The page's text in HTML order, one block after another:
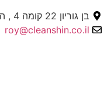
בן גוריון 22 קומה 4 , הרצליה
roy@cleanshin.co.il